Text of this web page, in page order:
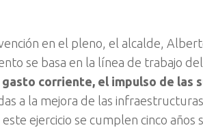
en el pleno, el alcalde,
se basa en la línea de trabajo
corriente, el impulso de las
a la mejora de las
ejercicio se cumplen cinco años